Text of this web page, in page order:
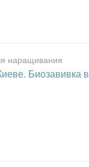
наращивания
Биозавивка